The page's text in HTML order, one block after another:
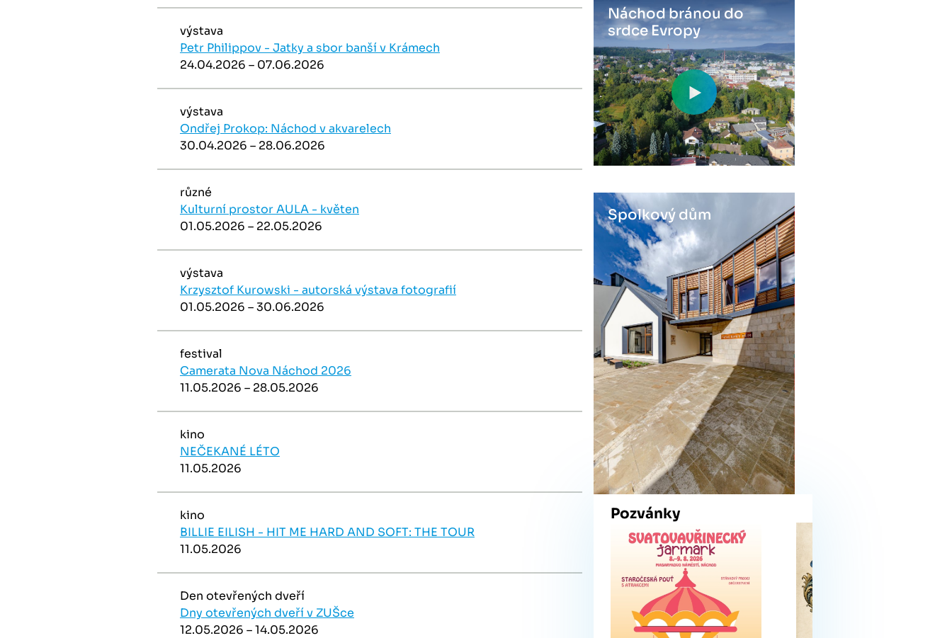
výstava
Petr Philippov - Jatky a sbor banší v Krámech
24.04.2026 – 07.06.2026
výstava
Ondřej Prokop: Náchod v akvarelech
30.04.2026 – 28.06.2026
různé
Kulturní prostor AULA - květen
01.05.2026 – 22.05.2026
výstava
Krzysztof Kurowski - autorská výstava fotografií
01.05.2026 – 30.06.2026
festival
Camerata Nova Náchod 2026
11.05.2026 – 28.05.2026
kino
NEČEKANÉ LÉTO
11.05.2026
kino
BILLIE EILISH - HIT ME HARD AND SOFT: THE TOUR
11.05.2026
Den otevřených dveří
Dny otevřených dveří v ZUŠce
12.05.2026 – 14.05.2026
Náchod bránou do
srdce Evropy
Spolkový dům
Pozvánky